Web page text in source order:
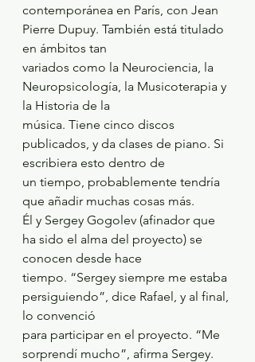
contemporánea en París, con Jean
Pierre Dupuy. También está titulado
en ámbitos tan
variados como la Neurociencia, la
Neuropsicología, la Musicoterapia y
la Historia de la
música. Tiene cinco discos
publicados, y da clases de piano. Si
escribiera esto dentro de
un tiempo, probablemente tendría
que añadir muchas cosas más.
Él y Sergey Gogolev (afinador que
ha sido el alma del proyecto) se
conocen desde hace
tiempo. “Sergey siempre me estaba
persiguiendo”, dice Rafael, y al final,
lo convenció
para participar en el proyecto. “Me
sorprendí mucho”, afirma Sergey.